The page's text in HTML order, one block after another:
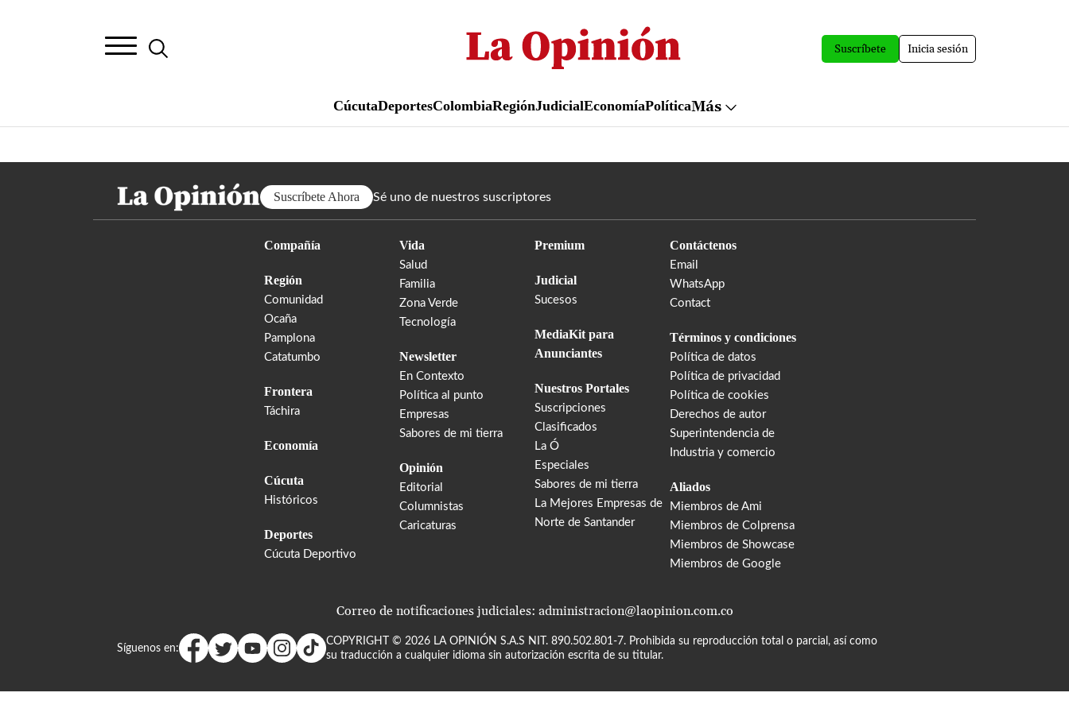
al
contenido
Suscríbete Inicia sesión
CúcutaDeportesColombiaRegiónJudicialEconomíaPolíticaMás
Suscríbete Ahora Sé uno de nuestros suscriptores
Compañía
Región
Comunidad
Ocaña
Pamplona
Catatumbo
Frontera
Táchira
Economía
Cúcuta
Históricos
Deportes
Cúcuta Deportivo
Vida
Salud
Familia
Zona Verde
Tecnología
Newsletter
En Contexto
Política al punto
Empresas
Sabores de mi tierra
Opinión
Editorial
Columnistas
Caricaturas
Premium
Judicial
Sucesos
MediaKit para
Anunciantes
Nuestros Portales
Suscripciones
Clasificados
La Ó
Especiales
Sabores de mi tierra
La Mejores Empresas de
Norte de Santander
Contáctenos
Email
WhatsApp
Contact
Términos y condiciones
Política de datos
Política de privacidad
Política de cookies
Derechos de autor
Superintendencia de
Industria y comercio
Aliados
Miembros de Ami
Miembros de Colprensa
Miembros de Showcase
Miembros de Google
Correo de notificaciones judiciales: administracion@laopinion.com.co
Síguenos en:
COPYRIGHT © 2026 LA OPINIÓN S.A.S NIT. 890.502.801-7. Prohibida su reproducción total o parcial, así como
su traducción a cualquier idioma sin autorización escrita de su titular.